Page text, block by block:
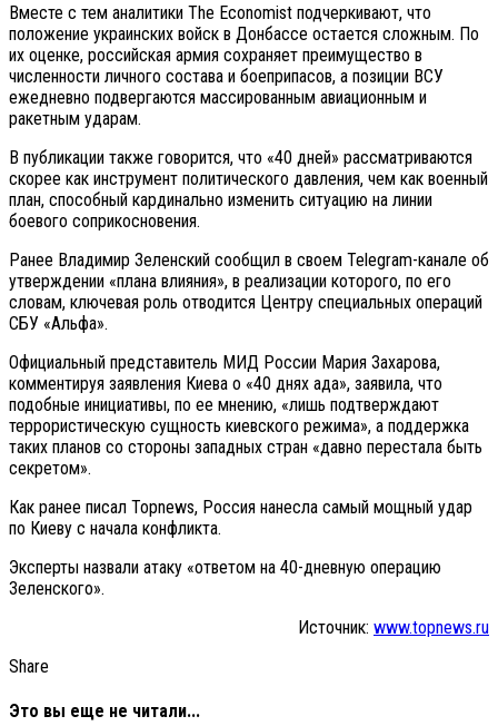
Вместе с тем аналитики The Economist подчеркивают, что
положение украинских войск в Донбассе остается сложным. По
их оценке, российская армия сохраняет преимущество в
численности личного состава и боеприпасов, а позиции ВСУ
ежедневно подвергаются массированным авиационным и
ракетным ударам.
В публикации также говорится, что «40 дней» рассматриваются
скорее как инструмент политического давления, чем как военный
план, способный кардинально изменить ситуацию на линии
боевого соприкосновения.
Ранее Владимир Зеленский сообщил в своем Telegram-канале об
утверждении «плана влияния», в реализации которого, по его
словам, ключевая роль отводится Центру специальных операций
СБУ «Альфа».
Официальный представитель МИД России Мария Захарова,
комментируя заявления Киева о «40 днях ада», заявила, что
подобные инициативы, по ее мнению, «лишь подтверждают
террористическую сущность киевского режима», а поддержка
таких планов со стороны западных стран «давно перестала быть
секретом».
Как ранее писал Topnews, Россия нанесла самый мощный удар
по Киеву с начала конфликта.
Эксперты назвали атаку «ответом на 40-дневную операцию
Зеленского».
Источник: www.topnews.ru
Share
Это вы еще не читали...